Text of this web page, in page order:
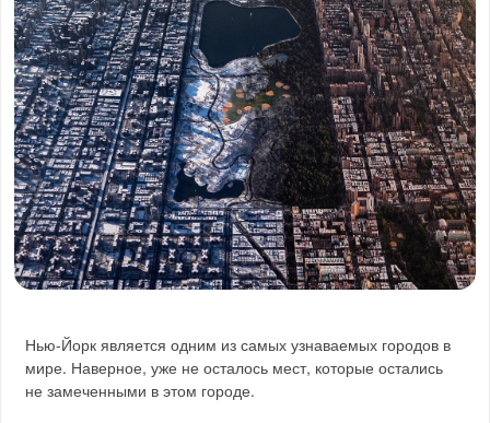
Нью-Йорк является одним из самых узнаваемых городов в
мире. Наверное, уже не осталось мест, которые остались
не замеченными в этом городе.